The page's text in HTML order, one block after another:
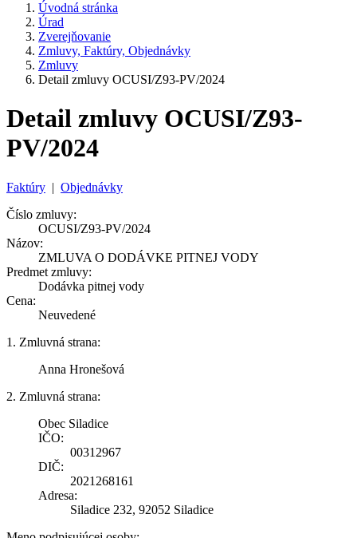
Úvodná stránka
Úrad
Zverejňovanie
Zmluvy, Faktúry, Objednávky
Zmluvy
Detail zmluvy OCUSI/Z93-PV/2024
Detail zmluvy OCUSI/Z93-
PV/2024
Faktúry | Objednávky
Číslo zmluvy:
OCUSI/Z93-PV/2024
Názov:
ZMLUVA O DODÁVKE PITNEJ VODY
Predmet zmluvy:
Dodávka pitnej vody
Cena:
Neuvedené
1. Zmluvná strana:
Anna Hronešová
2. Zmluvná strana:
Obec Siladice
IČO:
00312967
DIČ:
2021268161
Adresa:
Siladice 232, 92052 Siladice